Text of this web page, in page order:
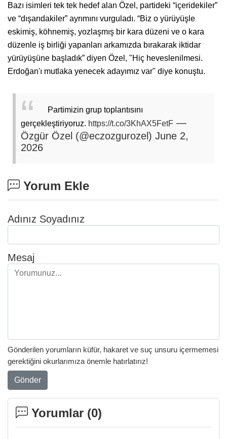
Bazı isimleri tek tek hedef alan Özel, partideki “içeridekiler”
ve “dışarıdakiler” ayrımını vurguladı. “Biz o yürüyüşle
eskimiş, köhnemiş, yozlaşmış bir kara düzeni ve o kara
düzenle iş birliği yapanları arkamızda bırakarak iktidar
yürüyüşüne başladık” diyen Özel, "Hiç heveslenilmesi.
Erdoğan'ı mutlaka yenecek adayımız var" diye konuştu.
Partimizin grup toplantısını
gerçekleştiriyoruz. https://t.co/3KhAX5FetF —
Özgür Özel (@eczozgurozel) June 2,
2026
Yorum Ekle
Adınız Soyadınız
Mesaj
Gönderilen yorumların küfür, hakaret ve suç unsuru içermemesi
gerektiğini okurlarımıza önemle hatırlatırız!
Gönder
Yorumlar (0)